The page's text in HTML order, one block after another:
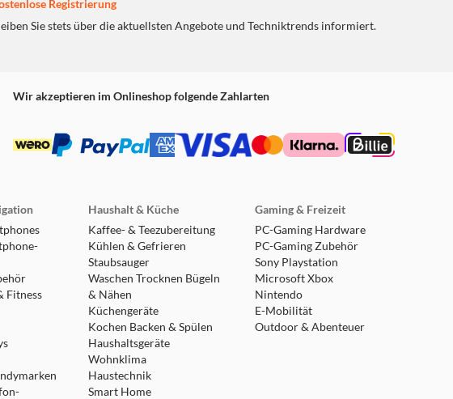
Registrierung
Sie stets über die aktuellsten Angebote und Techniktrends informiert.
Wir akzeptieren im Onlineshop folgende Zahlarten
Fitness
Haushalt & Küche
Kaffee- & Teezubereitung
Kühlen & Gefrieren
Staubsauger
Waschen Trocknen Bügeln
& Nähen
Küchengeräte
Kochen Backen & Spülen
Haushaltsgeräte
Wohnklima
Haustechnik
Smart Home
Gaming & Freizeit
PC-Gaming Hardware
PC-Gaming Zubehör
Sony Playstation
Microsoft Xbox
Nintendo
E-Mobilität
Outdoor & Abenteuer